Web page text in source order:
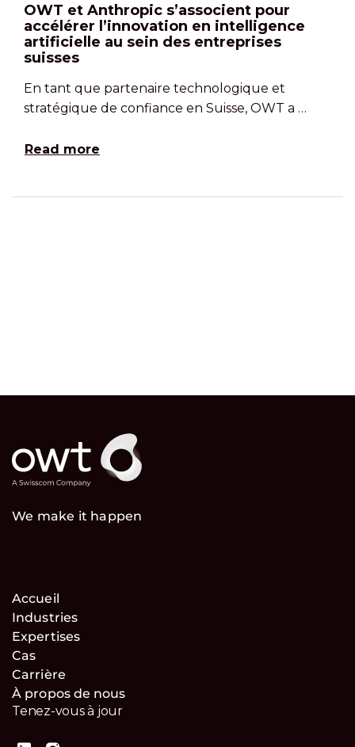
OWT et Anthropic s’associent pour
accélérer l’innovation en intelligence
artificielle au sein des entreprises
suisses
En tant que partenaire technologique et
stratégique de confiance en Suisse, OWT a …
Read more
We make it happen
Accueil
Industries
Expertises
Cas
Carrière
À propos de nous
Tenez-vous à jour